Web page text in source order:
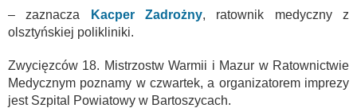
– zaznacza Kacper Zadrożny, ratownik medyczny z
olsztyńskiej polikliniki.
Zwycięzców 18. Mistrzostw Warmii i Mazur w Ratownictwie
Medycznym poznamy w czwartek, a organizatorem imprezy
jest Szpital Powiatowy w Bartoszycach.